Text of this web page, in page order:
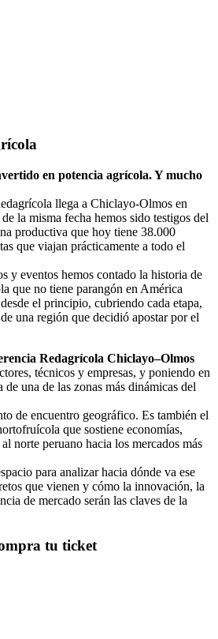
en potencia agrícola. Y mucho
llega a Chiclayo-Olmos en
la misma fecha hemos sido testigos del
productiva que hoy tiene 38.000
que viajan prácticamente a todo el
y eventos hemos contado la historia de
que no tiene parangón en América
el principio, cubriendo cada etapa,
una región que decidió apostar por el
Redagrícola Chiclayo–Olmos
técnicos y empresas, y poniendo en
una de las zonas más dinámicas del
de encuentro geográfico. Es también el
que sostiene economías,
norte peruano hacia los mercados más
para analizar hacia dónde va ese
que vienen y cómo la innovación, la
de mercado serán las claves de la
tu ticket